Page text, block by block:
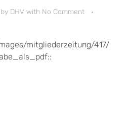
by DHV with No Comment
mitgliederzeitung/417/